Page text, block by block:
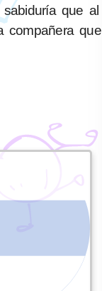
que al
compañera que